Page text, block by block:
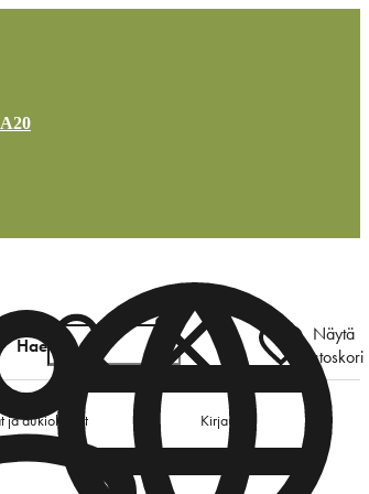
ja aukioloajat Kirjaudu
Hae
Näytä
ostoskori